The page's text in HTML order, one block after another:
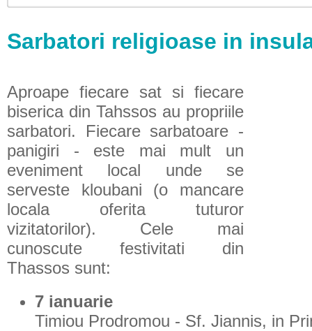
Sarbatori religioase in
Aproape fiecare sat si fiecare
biserica din Tahssos au propriile
sarbatori. Fiecare sarbatoare -
panigiri - este mai mult un
eveniment local unde se
serveste kloubani (o mancare
locala oferita tuturor
vizitatorilor). Cele mai
cunoscute festivitati din
Thassos sunt:
7 ianuarie
Timiou Prodromou - Sf. Jiannis, in